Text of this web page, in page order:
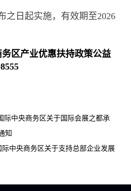
日起实施，有效期至2026
区产业优惠扶持政策公益
际中央商务区关于国际会展之都承
知
际中央商务区关于支持总部企业发展